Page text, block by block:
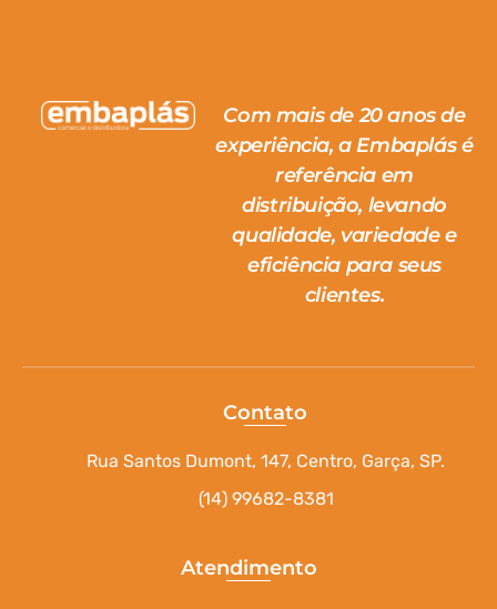
Com mais de 20 anos de
experiência, a Embaplás é
referência em
distribuição, levando
qualidade, variedade e
eficiência para seus
clientes.
Contato
Rua Santos Dumont, 147, Centro, Garça, SP.
(14) 99682-8381
Atendimento